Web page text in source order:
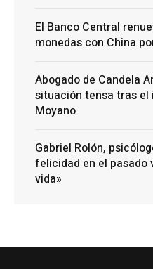
El Banco Central
monedas con China
Abogado de Candela
situación tensa tras
Moyano
Gabriel Rolón,
felicidad en el pasado
vida»